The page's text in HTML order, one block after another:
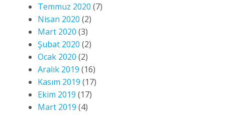
Temmuz 2020 (7)
Nisan 2020 (2)
Mart 2020 (3)
Şubat 2020 (2)
Ocak 2020 (2)
Aralık 2019 (16)
Kasım 2019 (17)
Ekim 2019 (17)
Mart 2019 (4)